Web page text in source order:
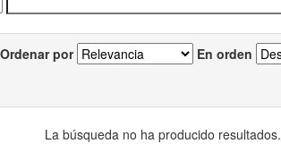
Ordenar por En orden
La búsqueda no ha producido resultados.